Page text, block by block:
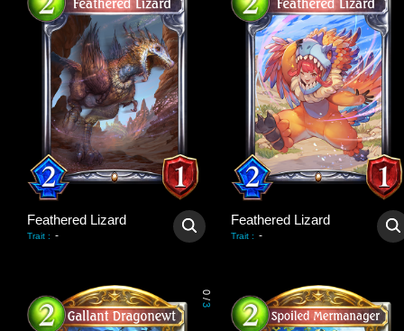
Feathered Lizard
Trait : -
Feathered Lizard
Trait : -
0
/
3